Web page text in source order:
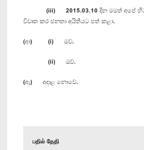
(iii) 2015.03.10 දින මමත් අපේ හිටපු
විවෘත කර ජනතා අයිතියට පත් කළා.
(ආ) (i) ඔව්.
(ii) ඔව්.
(ඇ) අදාළ නොවේ.
பதில் தேதி